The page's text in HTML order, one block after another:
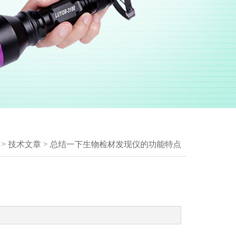
> 技术文章 > 总结一下生物检材发现仪的功能特点